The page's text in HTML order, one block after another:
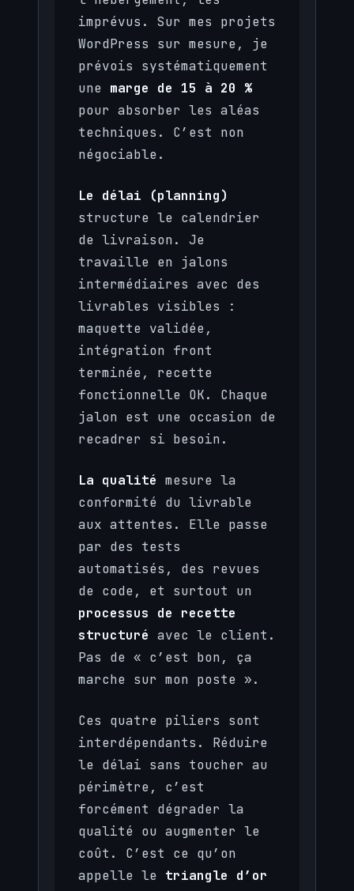
imprévus. Sur mes projets
WordPress sur mesure, je
prévois systématiquement
une marge de 15 à 20 %
pour absorber les aléas
techniques. C’est non
négociable.
Le délai (planning)
structure le calendrier
de livraison. Je
travaille en jalons
intermédiaires avec des
livrables visibles :
maquette validée,
intégration front
terminée, recette
fonctionnelle OK. Chaque
jalon est une occasion de
recadrer si besoin.
La qualité mesure la
conformité du livrable
aux attentes. Elle passe
par des tests
automatisés, des revues
de code, et surtout un
processus de recette
structuré avec le client.
Pas de « c’est bon, ça
marche sur mon poste ».
Ces quatre piliers sont
interdépendants. Réduire
le délai sans toucher au
périmètre, c’est
forcément dégrader la
qualité ou augmenter le
coût. C’est ce qu’on
appelle le triangle d’or